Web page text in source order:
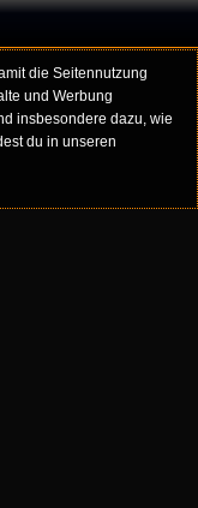
die Seitennutzung
und Werbung
insbesondere dazu, wie
du in unseren